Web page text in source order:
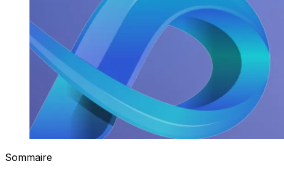
Sommaire